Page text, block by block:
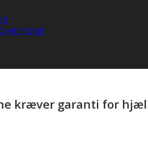
HISTORIE
kræver garanti for